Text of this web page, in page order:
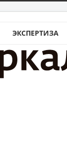
ЭКСПЕРТИЗА